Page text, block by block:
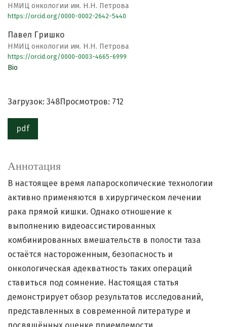
НМИЦ онкологии им. Н.Н. Петрова
https://orcid.org/0000-0002-2642-5440
Павел Гришко
НМИЦ онкологии им. Н.Н. Петрова
https://orcid.org/0000-0003-4665-6999
Bio
Загрузок: 348Просмотров: 712
pdf
Аннотация
В настоящее время лапароскопические технологии
активно применяются в хирургическом лечении
рака прямой кишки. Однако отношение к
выполнению видеоассистированных
комбинированных вмешательств в полости таза
остаётся настороженным, безопасность и
онкологическая адекватность таких операций
ставиться под сомнение. Настоящая статья
демонстрирует обзор результатов исследований,
представленных в современной литературе и